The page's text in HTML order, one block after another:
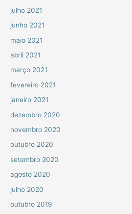
julho 2021
junho 2021
maio 2021
abril 2021
março 2021
fevereiro 2021
janeiro 2021
dezembro 2020
novembro 2020
outubro 2020
setembro 2020
agosto 2020
julho 2020
outubro 2019